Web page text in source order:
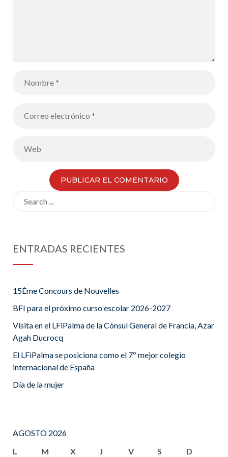
ENTRADAS RECIENTES
15Ème Concours de Nouvelles
BFI para el próximo curso escolar 2026-2027
Visita en el LFiPalma de la Cónsul General de Francia, Azar
Agah Ducrocq
El LFiPalma se posiciona como el 7º mejor colegio
internacional de España
Día de la mujer
AGOSTO 2026
L
M X J V S D